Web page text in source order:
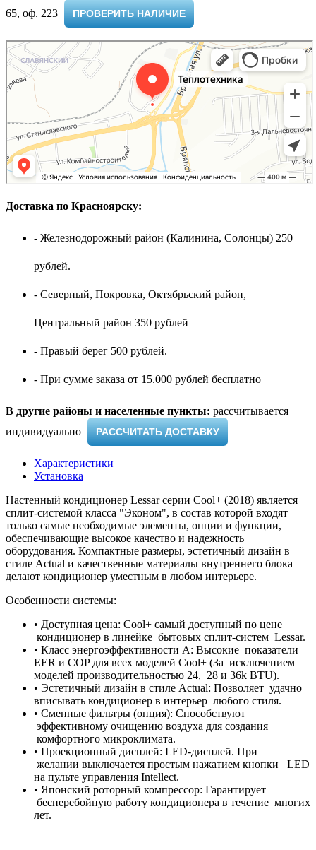
65, оф. 223 ​
ПРОВЕРИТЬ НАЛИЧИЕ
Доставка по Красноярску:
- Железнодорожный район (Калинина, Солонцы) 250
рублей.
- Северный, Покровка, Октябрьский район,
Центральный район 350 рублей
- Правый берег 500 рублей.
- При сумме заказа от 15.000 рублей бесплатно
В другие районы и населенные пункты: рассчитывается
индивидуально ​
РАССЧИТАТЬ ДОСТАВКУ
Характеристики
Установка
Настенный кондиционер Lessar серии Cool+ (2018) является
сплит-системой класса "Эконом", в состав которой входят
только самые необходимые элементы, опции и функции,
обеспечивающие высокое качество и надежность
оборудования. Компактные размеры, эстетичный дизайн в
стиле Actual и качественные материалы внутреннего блока
делают кондиционер уместным в любом интерьере.
Особенности системы:
• Доступная цена: Cool+ самый доступный по цене
кондиционер в линейке бытовых сплит-систем Lessar.
• Класс энергоэффективности А: Высокие показатели
EER и COP для всех моделей Cool+ (За исключением
моделей производительностью 24, 28 и 36k BTU).
• Эстетичный дизайн в стиле Actual: Позволяет удачно
вписывать кондиционер в интерьер любого стиля.
• Сменные фильтры (опция): Способствуют
эффективному очищению воздуха для создания
комфортного микроклимата.
• Проекционный дисплей: LED-дисплей. При
желании выключается простым нажатием кнопки LED
на пульте управления Intellect.
• Японский роторный компрессор: Гарантирует
бесперебойную работу кондиционера в течение многих
лет.